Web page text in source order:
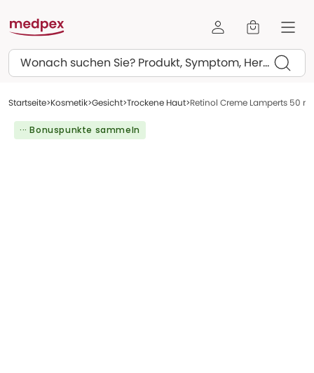
Suchen
Startseite Kosmetik Gesicht Trockene Haut Retinol Creme Lamperts 50 ml
··· Bonuspunkte sammeln